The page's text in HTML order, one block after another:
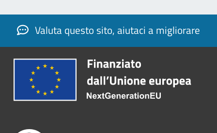
Valuta questo sito, aiutaci a migliorare